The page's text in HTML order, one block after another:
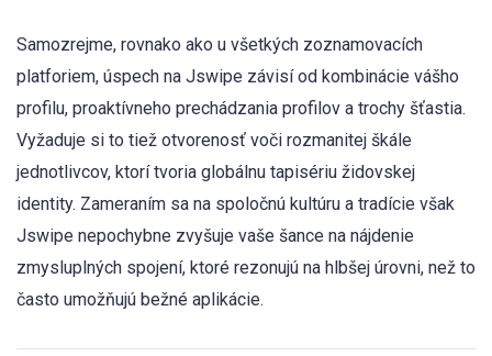
Samozrejme, rovnako ako u všetkých zoznamovacích
platforiem, úspech na Jswipe závisí od kombinácie vášho
profilu, proaktívneho prechádzania profilov a trochy šťastia.
Vyžaduje si to tiež otvorenosť voči rozmanitej škále
jednotlivcov, ktorí tvoria globálnu tapisériu židovskej
identity. Zameraním sa na spoločnú kultúru a tradície však
Jswipe nepochybne zvyšuje vaše šance na nájdenie
zmysluplných spojení, ktoré rezonujú na hlbšej úrovni, než to
často umožňujú bežné aplikácie.